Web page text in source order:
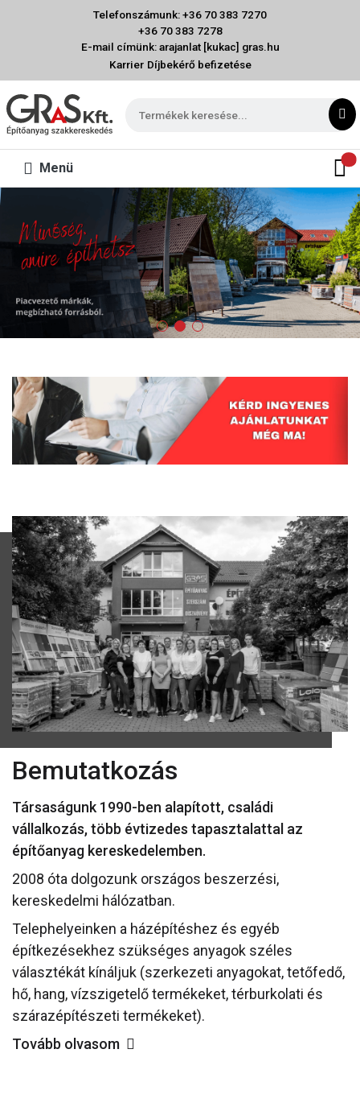
Telefonszámunk: +36 70 383 7270
+36 70 383 7278
E-mail címünk: arajanlat [kukac] gras.hu
Karrier Díjbekérő befizetése
Menü
Bemutatkozás
Társaságunk 1990-ben alapított, családi
vállalkozás, több évtizedes tapasztalattal az
építőanyag kereskedelemben.
2008 óta dolgozunk országos beszerzési,
kereskedelmi hálózatban.
Telephelyeinken a házépítéshez és egyéb
építkezésekhez szükséges anyagok széles
választékát kínáljuk (szerkezeti anyagokat, tetőfedő,
hő, hang, vízszigetelő termékeket, térburkolati és
szárazépítészeti termékeket).
Tovább olvasom